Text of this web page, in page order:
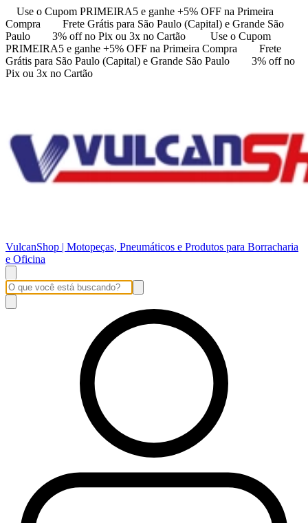
Use o Cupom PRIMEIRA5 e ganhe +5% OFF na Primeira
Compra
Frete Grátis para São Paulo (Capital) e Grande São
Paulo
3% off no Pix ou 3x no Cartão
Use o Cupom
PRIMEIRA5 e ganhe +5% OFF na Primeira Compra
Frete
Grátis para São Paulo (Capital) e Grande São Paulo
3% off no
Pix ou 3x no Cartão
VulcanShop | Motopeças, Pneumáticos e Produtos para Borracharia
e Oficina